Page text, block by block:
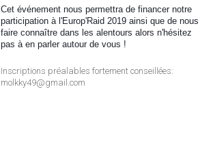
Cet événement nous permettra de financer notre
participation à l'Europ'Raid 2019 ainsi que de nous
faire connaître dans les alentours alors n'hésitez
pas à en parler autour de vous !
Inscriptions préalables fortement conseillées:
molkky49@gmail.com
Rakovnické mölkkování
2018年2月24日| チェコ
SM HalliMölkky - Finnish Championship
2018年2月24日|